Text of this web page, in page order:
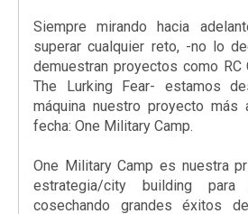
Siempre mirando hacia
superar cualquier reto, -no lo
demuestran proyectos como RC
The Lurking Fear- estamos
máquina nuestro proyecto más
fecha: One Military Camp.
One Military Camp es nuestra
estrategia/city building
cosechando grandes éxitos